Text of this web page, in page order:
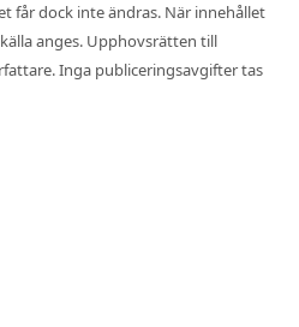
får dock inte ändras. När innehållet
anges. Upphovsrätten till
Inga publiceringsavgifter tas